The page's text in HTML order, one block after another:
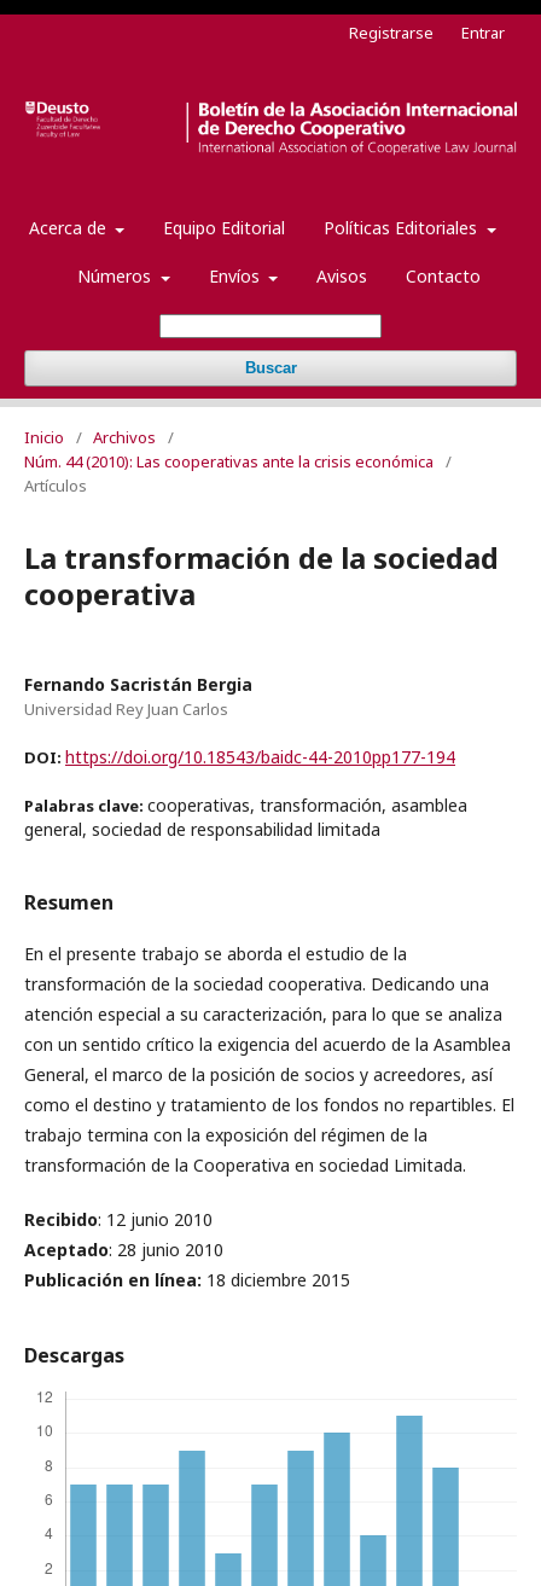
Acerca de Equipo Editorial Políticas Editoriales
Números Envíos Avisos Contacto
Buscar
Registrarse Entrar
Inicio / Archivos
/
Núm. 44 (2010): Las cooperativas ante la crisis económica
/
Artículos
La transformación de la sociedad
cooperativa
Fernando Sacristán Bergia
Universidad Rey Juan Carlos
DOI: https://doi.org/10.18543/baidc-44-2010pp177-194
Palabras clave: cooperativas, transformación, asamblea
general, sociedad de responsabilidad limitada
Resumen
En el presente trabajo se aborda el estudio de la
transformación de la sociedad cooperativa. Dedicando una
atención especial a su caracterización, para lo que se analiza
con un sentido crítico la exigencia del acuerdo de la Asamblea
General, el marco de la posición de socios y acreedores, así
como el destino y tratamiento de los fondos no repartibles. El
trabajo termina con la exposición del régimen de la
transformación de la Cooperativa en sociedad Limitada.
Recibido: 12 junio 2010
Aceptado: 28 junio 2010
Publicación en línea: 18 diciembre 2015
Descargas